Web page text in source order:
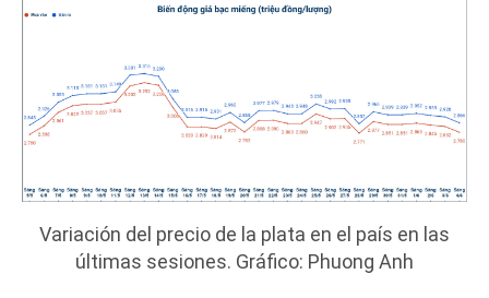
Variación del precio de la plata en el país en las
últimas sesiones. Gráfico: Phuong Anh